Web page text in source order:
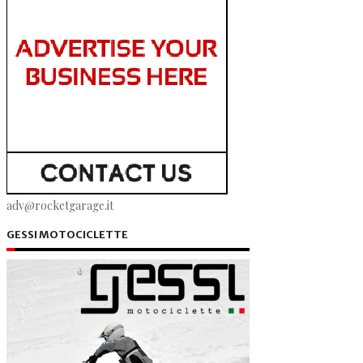
adv@rocketgarage.it
GESSI MOTOCICLETTE